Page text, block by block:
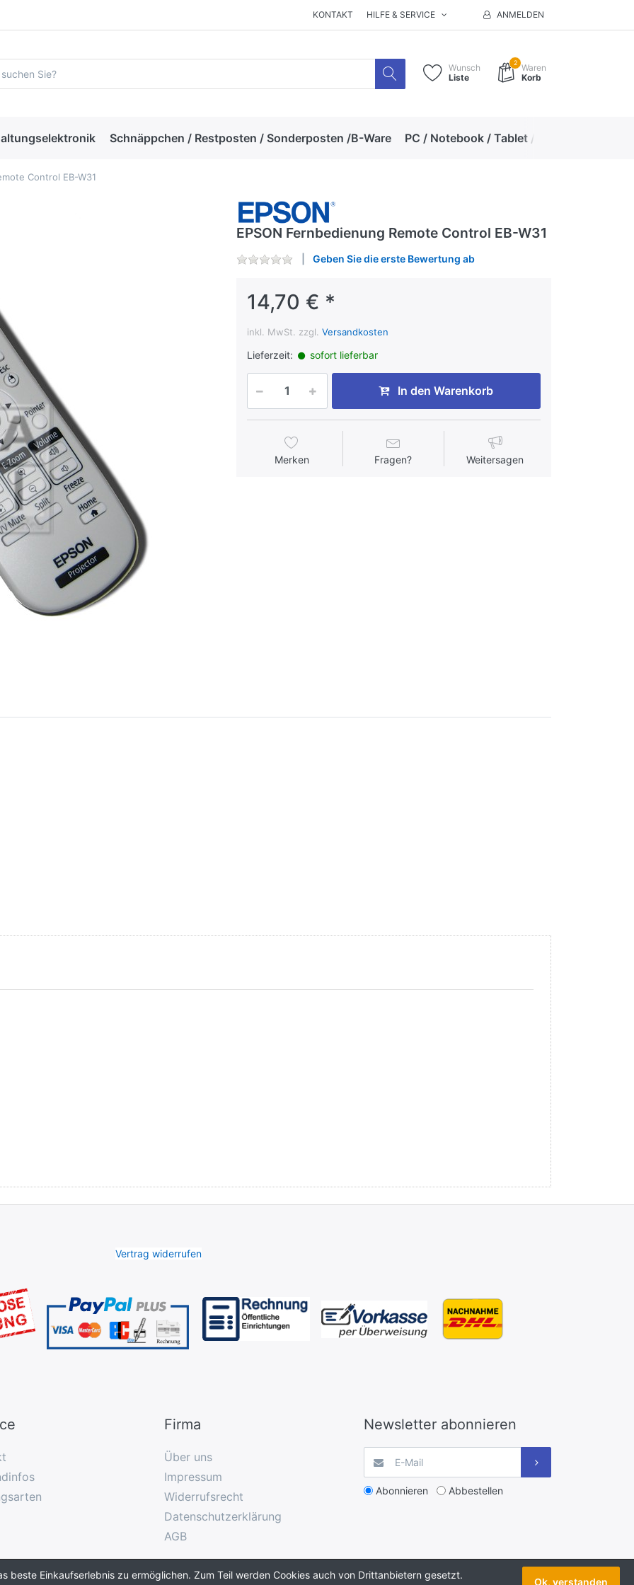
KONTAKT HILFE & SERVICE ANMELDEN
Wunsch
Liste
2 Waren
Korb
Schnäppchen / Restposten / Sonderposten /B-Ware PC / Notebook / Tablet / Zubehör
Control EB-W31
EPSON Fernbedienung Remote Control EB-W31
Geben Sie die erste Bewertung ab
14,70 € *
inkl. MwSt. zzgl. Versandkosten
Lieferzeit: sofort lieferbar
In den Warenkorb
Merken Fragen? Weitersagen
Vertrag widerrufen
Firma
Über uns
Impressum
Widerrufsrecht
Datenschutzerklärung
AGB
Newsletter abonnieren
Abonnieren Abbestellen
beste Einkaufserlebnis zu ermöglichen. Zum Teil werden Cookies auch von Drittanbietern gesetzt.
Ok, verstanden